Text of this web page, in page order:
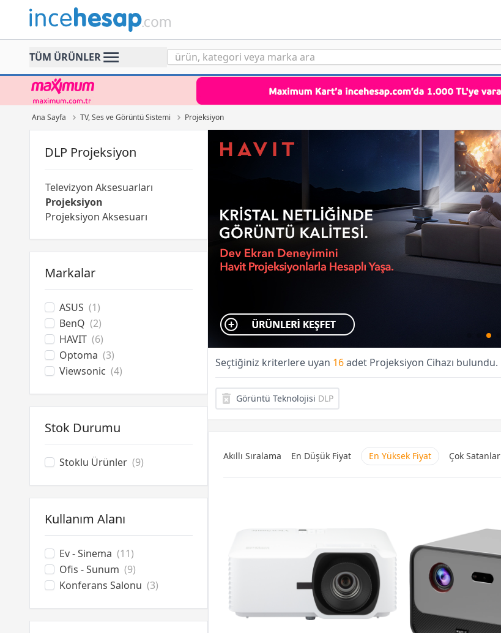
Incehesap
TÜM ÜRÜNLER
Ana Sayfa TV, Ses ve Görüntü Sistemi Projeksiyon
DLP Projeksiyon
Televizyon Aksesuarları
Projeksiyon
Projeksiyon Aksesuarı
Markalar
ASUS (1)
BenQ (2)
HAVIT (6)
Optoma (3)
Viewsonic (4)
Stok Durumu
Stoklu Ürünler (9)
Kullanım Alanı
Ev - Sinema (11)
Ofis - Sunum (9)
Konferans Salonu (3)
Seçtiğiniz kriterlere uyan 16adet Projeksiyon Cihazı bulundu.
Görüntü Teknolojisi DLP
Akıllı Sıralama En Düşük Fiyat En Yüksek Fiyat Çok Satanlar